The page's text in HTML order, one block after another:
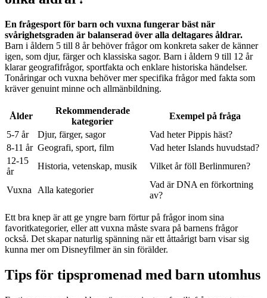
En frågesport för barn och vuxna fungerar bäst när
svårighetsgraden är balanserad över alla deltagares åldrar.
Barn i åldern 5 till 8 år behöver frågor om konkreta saker de känner
igen, som djur, färger och klassiska sagor. Barn i åldern 9 till 12 år
klarar geografifrågor, sportfakta och enklare historiska händelser.
Tonåringar och vuxna behöver mer specifika frågor med fakta som
kräver genuint minne och allmänbildning.
Ålder
Rekommenderade
kategorier
Exempel på fråga
5-7 år
Djur, färger, sagor
Vad heter Pippis häst?
8-11 år Geografi, sport, film
Vad heter Islands huvudstad?
12-15
år
Historia, vetenskap, musik Vilket år föll Berlinmuren?
Vuxna Alla kategorier
Vad är DNA en förkortning
av?
Ett bra knep är att ge yngre barn förtur på frågor inom sina
favoritkategorier, eller att vuxna måste svara på barnens frågor
också. Det skapar naturlig spänning när ett åttaårigt barn visar sig
kunna mer om Disneyfilmer än sin förälder.
Tips för tipspromenad med barn utomhus